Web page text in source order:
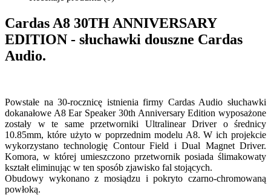
Cardas A8 30TH ANNIVERSARY
EDITION - słuchawki douszne Cardas
Audio.
Powstałe na 30-rocznicę istnienia firmy Cardas Audio słuchawki
dokanałowe A8 Ear Speaker 30th Anniversary Edition wyposażone
zostały w te same przetworniki Ultralinear Driver o średnicy
10.85mm, które użyto w poprzednim modelu A8. W ich projekcie
wykorzystano technologię Contour Field i Dual Magnet Driver.
Komora, w której umieszczono przetwornik posiada ślimakowaty
kształt eliminując w ten sposób zjawisko fal stojących.
Obudowy wykonano z mosiądzu i pokryto czarno-chromowaną
powłoką.